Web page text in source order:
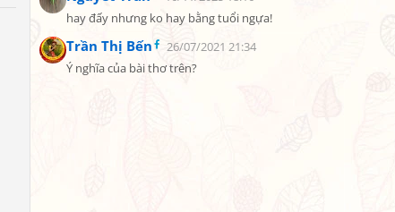
hay đấy nhưng ko hay bằng tuổi ngựa!
Trần Thị Bến
26/07/2021 21:34
Ý nghĩa của bài thơ trên?